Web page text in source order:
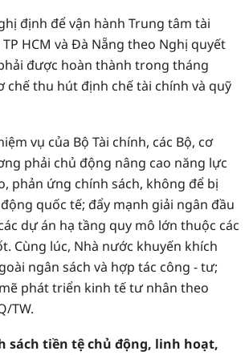
định để vận hành Trung tâm tài
HCM và Đà Nẵng theo Nghị quyết
được hoàn thành trong tháng
chế thu hút định chế tài chính và quỹ
vụ của Bộ Tài chính, các Bộ, cơ
phải chủ động nâng cao năng lực
phản ứng chính sách, không để bị
quốc tế; đẩy mạnh giải ngân đầu
dự án hạ tầng quy mô lớn thuộc các
Cùng lúc, Nhà nước khuyến khích
ngân sách và hợp tác công - tư;
phát triển kinh tế tư nhân theo
TW.
sách tiền tệ chủ động, linh hoạt,